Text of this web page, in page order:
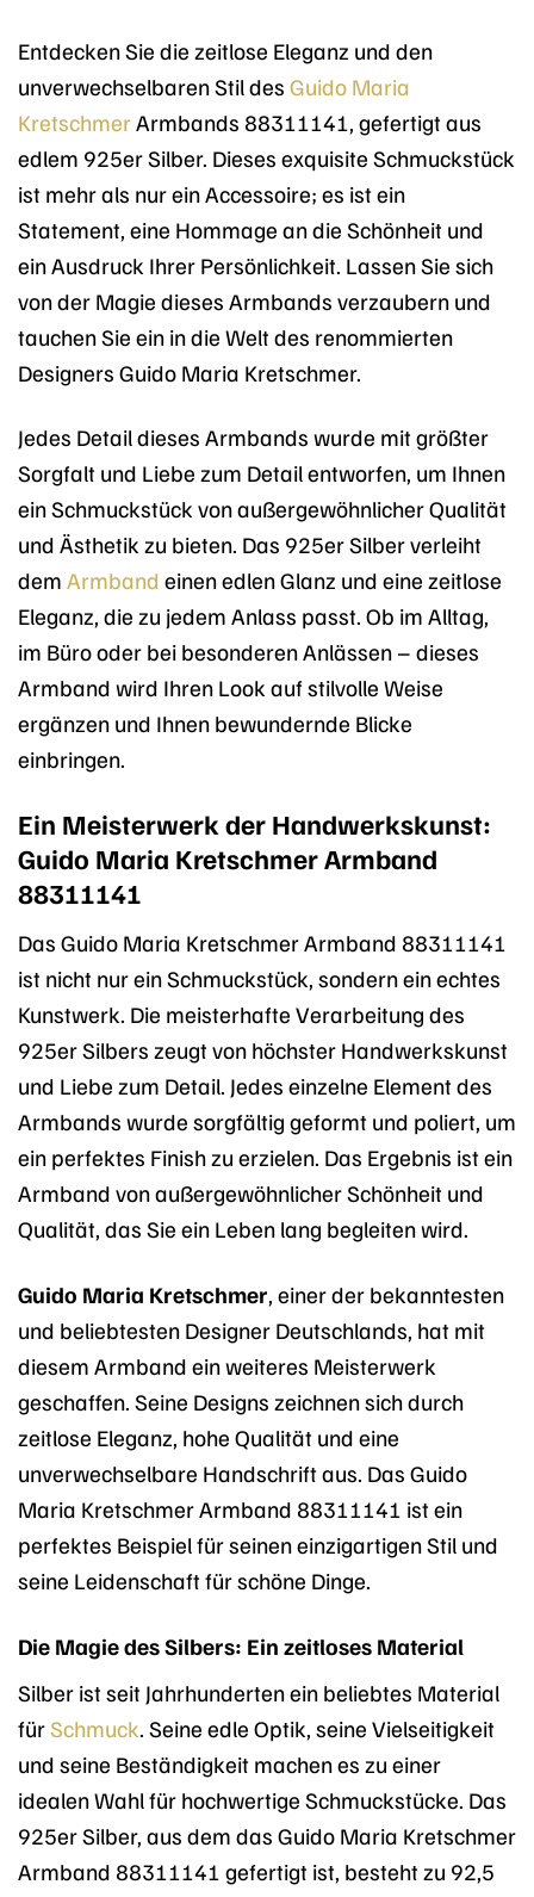
Entdecken Sie die zeitlose Eleganz und den
unverwechselbaren Stil des Guido Maria
Kretschmer Armbands 88311141, gefertigt aus
edlem 925er Silber. Dieses exquisite Schmuckstück
ist mehr als nur ein Accessoire; es ist ein
Statement, eine Hommage an die Schönheit und
ein Ausdruck Ihrer Persönlichkeit. Lassen Sie sich
von der Magie dieses Armbands verzaubern und
tauchen Sie ein in die Welt des renommierten
Designers Guido Maria Kretschmer.
Jedes Detail dieses Armbands wurde mit größter
Sorgfalt und Liebe zum Detail entworfen, um Ihnen
ein Schmuckstück von außergewöhnlicher Qualität
und Ästhetik zu bieten. Das 925er Silber verleiht
dem Armband einen edlen Glanz und eine zeitlose
Eleganz, die zu jedem Anlass passt. Ob im Alltag,
im Büro oder bei besonderen Anlässen – dieses
Armband wird Ihren Look auf stilvolle Weise
ergänzen und Ihnen bewundernde Blicke
einbringen.
Ein Meisterwerk der Handwerkskunst:
Guido Maria Kretschmer Armband
88311141
Das Guido Maria Kretschmer Armband 88311141
ist nicht nur ein Schmuckstück, sondern ein echtes
Kunstwerk. Die meisterhafte Verarbeitung des
925er Silbers zeugt von höchster Handwerkskunst
und Liebe zum Detail. Jedes einzelne Element des
Armbands wurde sorgfältig geformt und poliert, um
ein perfektes Finish zu erzielen. Das Ergebnis ist ein
Armband von außergewöhnlicher Schönheit und
Qualität, das Sie ein Leben lang begleiten wird.
Guido Maria Kretschmer, einer der bekanntesten
und beliebtesten Designer Deutschlands, hat mit
diesem Armband ein weiteres Meisterwerk
geschaffen. Seine Designs zeichnen sich durch
zeitlose Eleganz, hohe Qualität und eine
unverwechselbare Handschrift aus. Das Guido
Maria Kretschmer Armband 88311141 ist ein
perfektes Beispiel für seinen einzigartigen Stil und
seine Leidenschaft für schöne Dinge.
Die Magie des Silbers: Ein zeitloses Material
Silber ist seit Jahrhunderten ein beliebtes Material
fürSchmuck. Seine edle Optik, seine Vielseitigkeit
und seine Beständigkeit machen es zu einer
idealen Wahl für hochwertige Schmuckstücke. Das
925er Silber, aus dem das Guido Maria Kretschmer
Armband 88311141 gefertigt ist, besteht zu 92,5